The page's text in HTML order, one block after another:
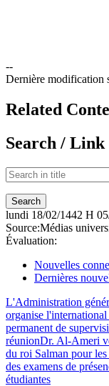
--
Dernière modification
Related
Search / Link
lundi 18/02/1442 H
Source:Médias
Évaluation:
Nouvelles
Dernières
L'Administration
organise
permanent de
réunionDr. Al-Ameri
du roi Salman pour
des examens de
étudiantes